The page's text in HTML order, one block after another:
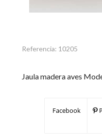
Referencia: 10205
Jaula madera aves
Facebook